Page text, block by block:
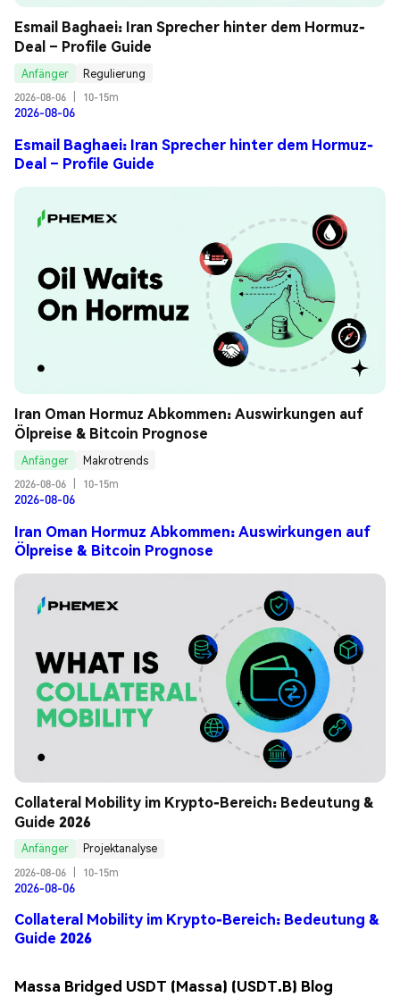
Esmail Baghaei: Iran Sprecher hinter dem Hormuz-
Deal – Profile Guide
Anfänger
Regulierung
2026-08-06
10-15m
2026-08-06
Esmail Baghaei: Iran Sprecher hinter dem Hormuz-
Deal – Profile Guide
Iran Oman Hormuz Abkommen: Auswirkungen auf
Ölpreise & Bitcoin Prognose
Anfänger
Makrotrends
2026-08-06
10-15m
2026-08-06
Iran Oman Hormuz Abkommen: Auswirkungen auf
Ölpreise & Bitcoin Prognose
Collateral Mobility im Krypto-Bereich: Bedeutung &
Guide 2026
Anfänger
Projektanalyse
2026-08-06
10-15m
2026-08-06
Collateral Mobility im Krypto-Bereich: Bedeutung &
Guide 2026
Massa Bridged USDT (Massa) (USDT.B) Blog